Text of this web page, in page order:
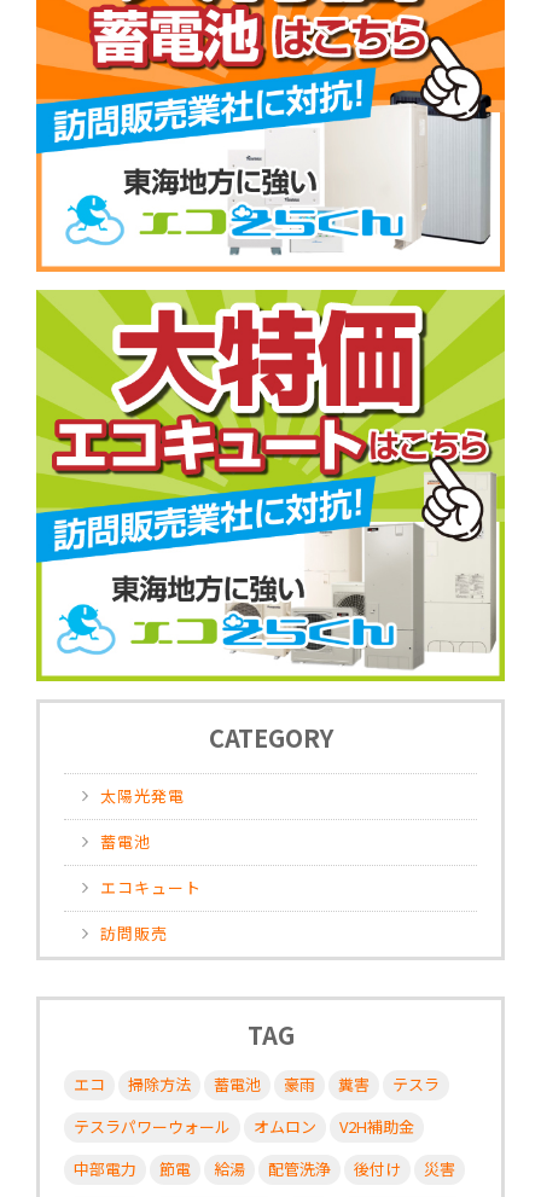
CATEGORY
太陽光発電
蓄電池
エコキュート
訪問販売
TAG
エコ 掃除方法 蓄電池 豪雨 糞害
テスラ
テスラパワーウォール
オムロン
V2H補助金
中部電力
節電 給湯 配管洗浄 後付け
災害